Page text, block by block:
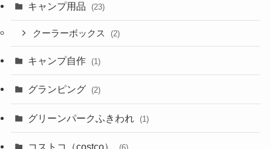
キャンプ用品 (23)
クーラーボックス (2)
キャンプ自作 (1)
グランピング (2)
グリーンパークふきわれ (1)
コストコ（costco）